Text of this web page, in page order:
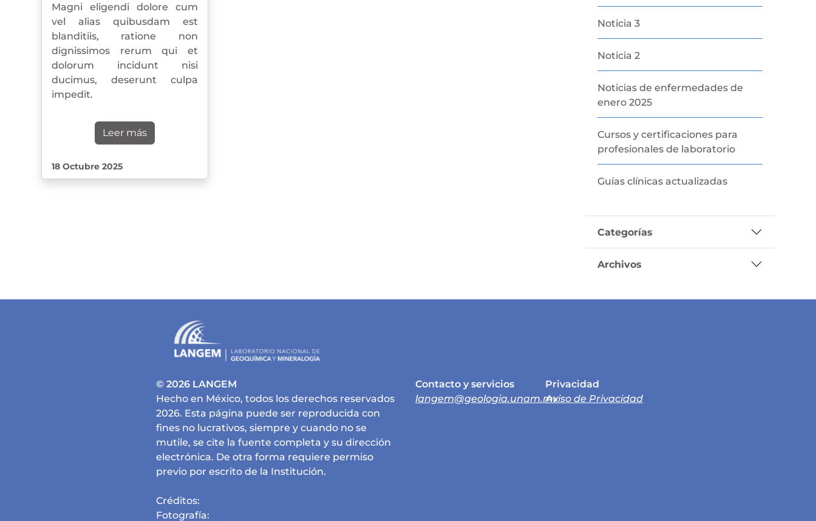
Magni eligendi dolore cum
vel alias quibusdam est
blanditiis, ratione non
dignissimos rerum qui et
dolorum incidunt nisi
ducimus, deserunt culpa
impedit.
Leer más
18 Octubre 2025
Noticia 3
Noticia 2
Noticias de enfermedades de
enero 2025
Cursos y certificaciones para
profesionales de laboratorio
Guías clínicas actualizadas
Categorías
Archivos
© 2026 LANGEM
Hecho en México, todos los derechos reservados
2026. Esta página puede ser reproducida con
fines no lucrativos, siempre y cuando no se
mutile, se cite la fuente completa y su dirección
electrónica. De otra forma requiere permiso
previo por escrito de la Institución.
Contacto y servicios
langem@geologia.unam.mx
Privacidad
Aviso de Privacidad
Créditos:
Fotografía: